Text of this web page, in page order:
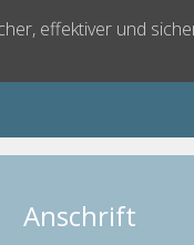
Anschrift
effektiver und